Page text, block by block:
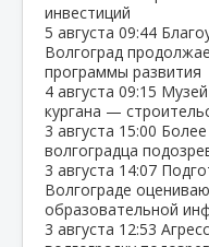
инвестиций
5 августа 09:44
Волгоград
программы развития
4 августа 09:15
кургана —
3 августа 15:00
волгоградца
3 августа 14:07
Волгограде
образовательной
3 августа 12:53